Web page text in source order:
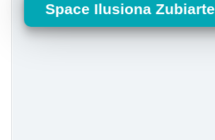
Space Ilusiona Zubiarte